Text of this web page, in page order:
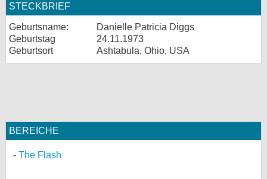
STECKBRIEF
Geburtsname:
Danielle Patricia Diggs
Geburtstag
24.11.1973
Geburtsort
Ashtabula, Ohio, USA
BEREICHE
The Flash